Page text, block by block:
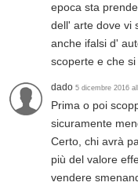
epoca sta
dell' arte dove vi
anche ifalsi d'
scoperte e che
dado 5 dicembre 2016
Prima o poi
sicuramente
Certo, chi avrà
più del valore
vendere